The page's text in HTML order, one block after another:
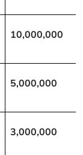
10,000,000
5,000,000
3,000,000